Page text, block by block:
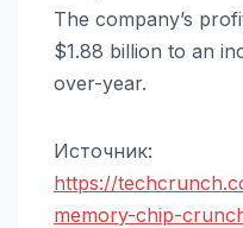
The company’s
$1.88 billion to an
over-year.
Источник:
https://
memory-chip-